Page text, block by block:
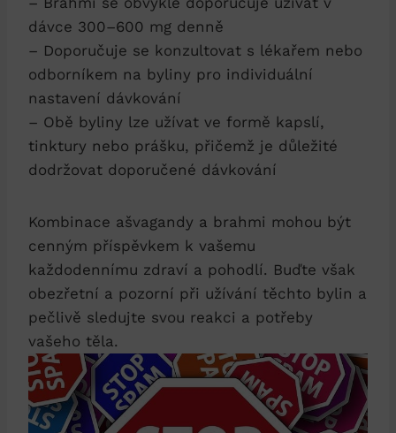
dávce 300–600 mg denně
– Doporučuje se konzultovat s lékařem nebo
odborníkem na byliny pro individuální
nastavení dávkování
– Obě byliny lze užívat ve formě kapslí,
tinktury nebo prášku, přičemž je důležité
dodržovat doporučené dávkování
Kombinace ašvagandy a brahmi mohou být
cenným příspěvkem k vašemu
každodennímu zdraví a pohodlí. Buďte však
obezřetní a pozorní při užívání těchto bylin a
pečlivě sledujte svou reakci a potřeby
vašeho těla.